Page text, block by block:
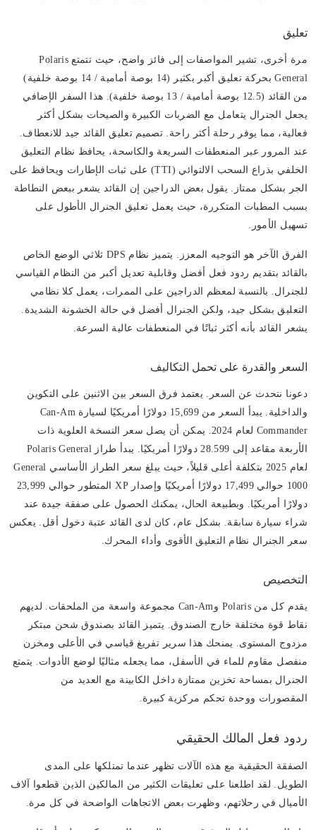
تعليق
مرة أخرى، تشير المواصفات إلى فائز واضح، حيث تتمتع Polaris
General بحركة تعليق أكبر بكثير (14 بوصة أمامية / 14 بوصة خلفية)
من القائد (12.5 بوصة أمامية / 13 بوصة خلفية). هذا السفر الإضافي
يجعل الجنرال يتعامل مع الضربات الكبيرة والصيحات بشكل أكثر
فعالية، مما يوفر رحلة أكثر راحة. تصميم تعليق القائد جيد للانعطاف.
عند المرور عبر المنعطفات السريعة والكاسحة، يحافظ نظام التعليق
الخلفي بذراع السحب الالتوائي (TTI) على ثبات الإطارات ويحافظ على
الجر بشكل ممتاز. يقول بعض الدراجين إن القائد يشعر ببعض النطاطة
بسبب المطبات المتكررة، حيث يعمل تعليق الجنرال الأطول على
تسهيل الأمور.
الفرق الآخر هو التوجيه المعزز. يتميز نظام DPS ثلاثي الوضع الخاص
بالقائد بتقديم ردود فعل أفضل وقابلية تعديل أكبر من النظام القياسي
للجنرال. بالنسبة لمعظم الدراجين على الممرات، يعمل كلا نظامي
التعليق بشكل جيد، ولكن الجنرال أفضل في حالة الخشونة الشديدة.
يشعر القائد بأنه أكثر ثباتًا في المنعطفات عالية السرعة.
السعر والقدرة على تحمل التكاليف
دعونا نتحدث عن السعر. يعتمد فرق السعر بين الاثنين على التكوين
والداخلية. يبدأ السعر من 15,699 دولارًا أمريكيًا لسيارة Can-Am
Commander لعام 2024. يمكن أن يصل سعر النسخة العلوية ذات
الأربعة مقاعد إلى 28.599 دولارًا أمريكيًا. يبدأ طراز Polaris General
لعام 2025 بتكلفة أعلى قليلاً، حيث يبلغ سعر الطراز الأساسي General
1000 حوالي 17,499 دولارًا أمريكيًا وإصدار XP المتطور حوالي 23,999
دولارًا أمريكيًا. وبطبيعة الحال، يمكنك الحصول على صفقة جيدة عند
شراء سيارة سابقة. بشكل عام، كان لدى القائد عتبة دخول أقل. يعكس
سعر الجنرال نظام التعليق الأقوى وأداء المحرك.
التخصيص
يقدم كل من Polaris وCan-Am مجموعة واسعة من الملحقات. لديهم
نقاط قوة مختلفة خارج الصندوق. يتميز القائد بصندوق شحن مبتكر
مزدوج المستوى. يمنحك هذا سرير تفريغ قياسي في الأعلى ومخزن
منفصل مقاوم للماء في الأسفل، مما يجعله مثاليًا لوضع الأدوات. يتمتع
الجنرال بمساحة تخزين ممتازة داخل الكابينة مع العديد من
المقصورات ووحدة تحكم مركزية كبيرة.
ردود فعل المالك الحقيقي
الصفقة الحقيقية مع هذه الآلات تظهر عندما تمتلكها على المدى
الطويل. لقد اطلعنا على تعليقات الكثير من المالكين الذين قطعوا آلاف
الأميال في رحلاتهم، وظهرت بعض الاتجاهات الواضحة في كل مرة.